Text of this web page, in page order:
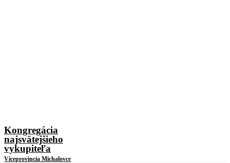
Kongregácia
najsvätejšieho
vykupiteľa
Viceprovincia Michalovce